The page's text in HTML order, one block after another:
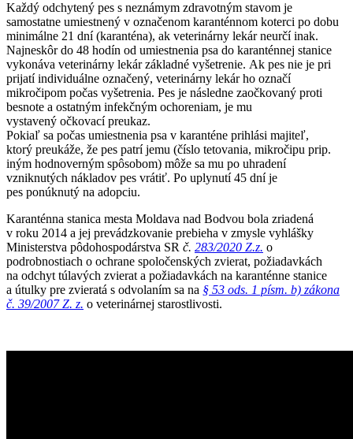
Každý odchytený pes s neznámym zdravotným stavom je
samostatne umiestnený v označenom karanténnom koterci po dobu
minimálne 21 dní (karanténa), ak veterinárny lekár neurčí inak.
Najneskôr do 48 hodín od umiestnenia psa do karanténnej stanice
vykonáva veterinárny lekár základné vyšetrenie. Ak pes nie je pri
prijatí individuálne označený, veterinárny lekár ho označí
mikročipom počas vyšetrenia. Pes je následne zaočkovaný proti
besnote a ostatným infekčným ochoreniam, je mu
vystavený očkovací preukaz.
Pokiaľ sa počas umiestnenia psa v karanténe prihlási majiteľ,
ktorý preukáže, že pes patrí jemu (číslo tetovania, mikročipu prip.
iným hodnoverným spôsobom) môže sa mu po uhradení
vzniknutých nákladov pes vrátiť. Po uplynutí 45 dní je
pes ponúknutý na adopciu.
Karanténna stanica mesta Moldava nad Bodvou bola zriadená
v roku 2014 a jej prevádzkovanie prebieha v zmysle vyhlášky
Ministerstva pôdohospodárstva SR č. 283/2020 Z.z. o
podrobnostiach o ochrane spoločenských zvierat, požiadavkách
na odchyt túlavých zvierat a požiadavkách na karanténne stanice
a útulky pre zvieratá s odvolaním sa na § 53 ods. 1 písm. b) zákona
č. 39/2007 Z. z. o veterinárnej starostlivosti.